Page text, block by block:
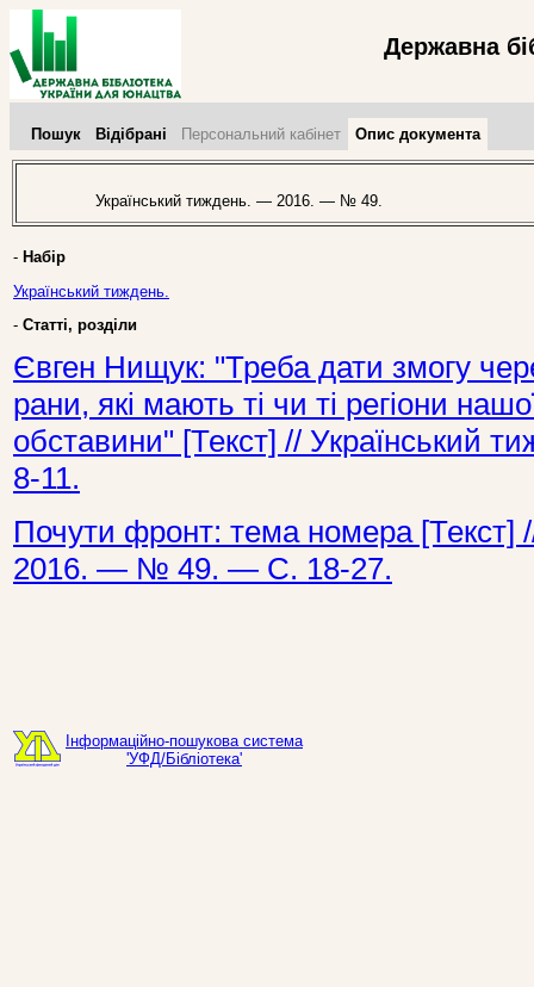
Державна
Пошук Відібрані Персональний кабінет Опис документа
Український тиждень. — 2016. — № 49.
- Набір
Український тиждень.
- Статті, розділи
Євген Нищук: "Треба дати змогу
рани, які мають ті чи ті регіони
обставини" [Текст] //
8-11.
Почути фронт: тема номера [Текст]
2016. — № 49. — С. 18-27.
Інформаційно-пошукова система
'УФД/Бібліотека'